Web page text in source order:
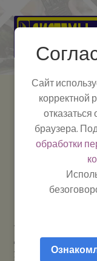
Перейти
навигации
Перейти
содержимому
Как пользоваться
Полезная
Мой аккаунт
Системы Связи:
г. Красноярск, ул.
Работаем:Пн-Пт:
10:00–18:00
Домашние антенны
уличные
Сайт
корректной
отказаться
браузера.
обработки